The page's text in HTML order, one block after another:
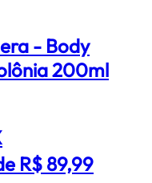
- Body
200ml
R$ 89,99